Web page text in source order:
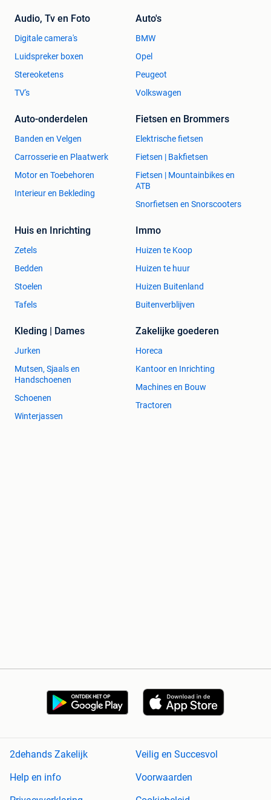
Audio, Tv en Foto
Digitale camera's
Luidspreker boxen
Stereoketens
TV's
Auto's
BMW
Opel
Peugeot
Volkswagen
Auto-onderdelen
Banden en Velgen
Carrosserie en Plaatwerk
Motor en Toebehoren
Interieur en Bekleding
Fietsen en Brommers
Elektrische fietsen
Fietsen | Bakfietsen
Fietsen | Mountainbikes en
ATB
Snorfietsen en Snorscooters
Huis en Inrichting
Zetels
Bedden
Stoelen
Tafels
Immo
Huizen te Koop
Huizen te huur
Huizen Buitenland
Buitenverblijven
Kleding | Dames
Jurken
Mutsen, Sjaals en
Handschoenen
Schoenen
Winterjassen
Zakelijke goederen
Horeca
Kantoor en Inrichting
Machines en Bouw
Tractoren
2dehands Zakelijk
Veilig en Succesvol
Help en info
Voorwaarden